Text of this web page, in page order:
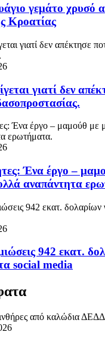
γεμάτο χρυσό
Κροατίας
γιατί δεν
Ένα έργο –
αναπάντητα
942 εκατ.
social media